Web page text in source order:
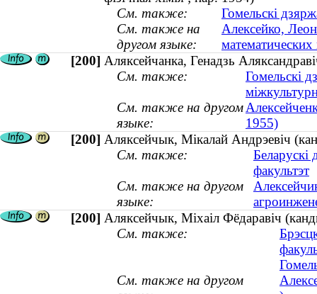
См. также:
Гомельскі
См. также на
другом языке:
Алексейко,
[200] Аляксейчанка, Генадзь
См. также:
Гомельскі
См. также на другом
языке:
1955)
[200] Аляксейчык, Мікалай Андрэевіч
См. также:
Беларускі
факультэт
См. также на другом
языке:
[200] Аляксейчык, Міхаіл Фёдаравіч
См. также:
См. также на другом